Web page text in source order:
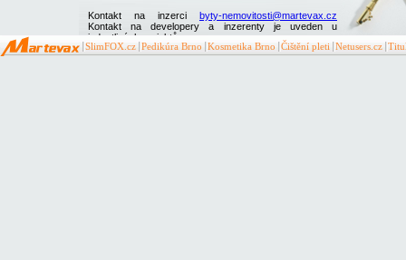
Kontakt na inzerci byty-nemovitosti@martevax.cz
Kontakt na developery a inzerenty je uveden u
jednotlivých projektů
SlimFOX.cz Pedikúra Brno Kosmetika Brno Čištění pleti Netusers.cz